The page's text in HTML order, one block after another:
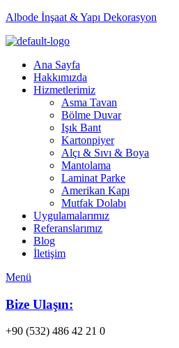
Albode İnşaat & Yapı Dekorasyon
Ana Sayfa
Hakkımızda
Hizmetlerimiz
Asma Tavan
Bölme Duvar
Işık Bant
Kartonpiyer
Alçı & Sıvı & Boya
Mantolama
Laminat Parke
Amerikan Kapı
Mutfak Dolabı
Uygulamalarımız
Referanslarımız
Blog
İletişim
Menü
Bize Ulaşın:
+90 (532) 486 42 21 0